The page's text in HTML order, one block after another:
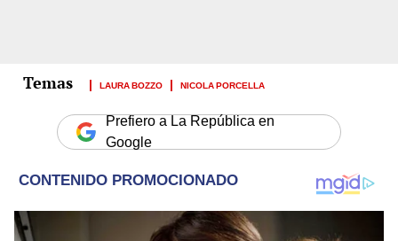
LAURA BOZZO NICOLA PORCELLA
Prefiero a La República en
Google